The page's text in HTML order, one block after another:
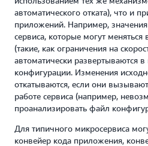
автоматического отката), что и
приложений. Например,
сервиса, которые могут
(такие, как ограничения на
автоматически развертываются
конфигурации. Изменения
откатываются, если они
работе сервиса (например,
проанализировать файл
Для типичного микросервиса
конвейер кода приложения,